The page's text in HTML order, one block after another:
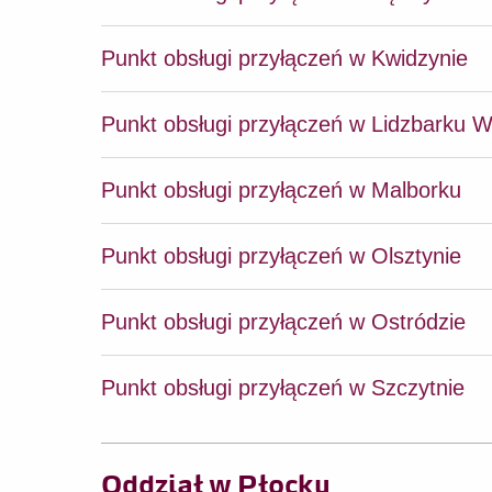
Punkt obsługi przyłączeń w Kwidzynie
Punkt obsługi przyłączeń w Lidzbarku
Punkt obsługi przyłączeń w Malborku
Punkt obsługi przyłączeń w Olsztynie
Punkt obsługi przyłączeń w Ostródzie
Punkt obsługi przyłączeń w Szczytnie
Oddział w Płocku